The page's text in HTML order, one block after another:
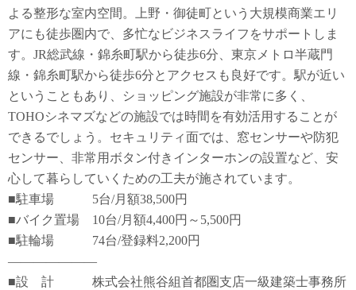
よる整形な室内空間。上野・御徒町という大規模商業エリ
アにも徒歩圏内で、多忙なビジネスライフをサポートしま
す。JR総武線・錦糸町駅から徒歩6分、東京メトロ半蔵門
線・錦糸町駅から徒歩6分とアクセスも良好です。駅が近い
ということもあり、ショッピング施設が非常に多く、
TOHOシネマズなどの施設では時間を有効活用することが
できるでしょう。セキュリティ面では、窓センサーや防犯
センサー、非常用ボタン付きインターホンの設置など、安
心して暮らしていくための工夫が施されています。
■駐車場 5台/月額38,500円
■バイク置場 10台/月額4,400円～5,500円
■駐輪場 74台/登録料2,200円
―――――――
■設 計 株式会社熊谷組首都圏支店一級建築士事務所